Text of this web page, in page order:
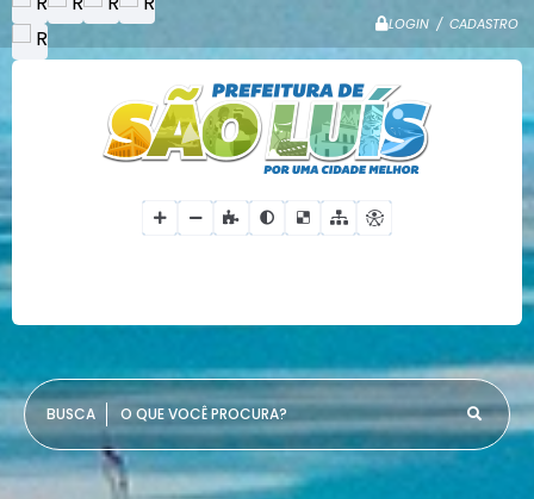
LOGIN / CADASTRO
O QUE VOCÊ PROCURA?